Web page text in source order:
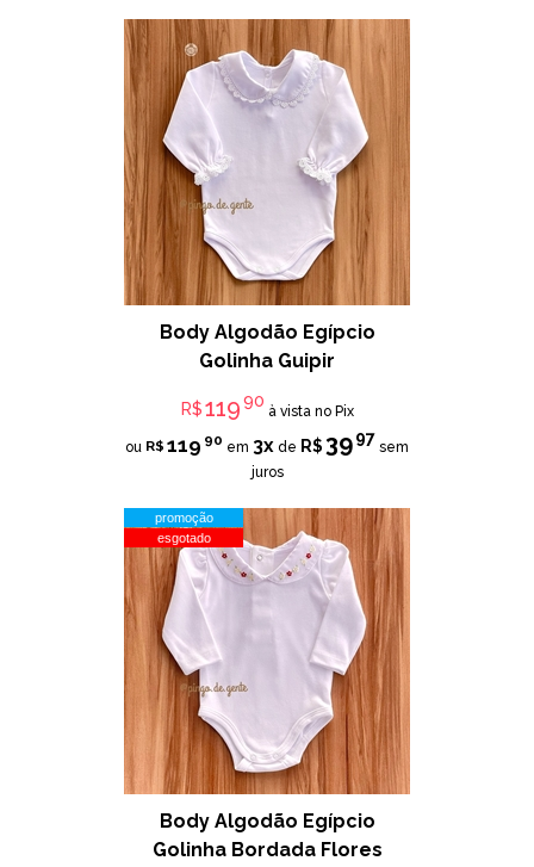
Body Algodão Egípcio
Golinha Guipir
R$11990
à vista no Pix
ou R$ 119 90 em 3x de R$ 3997
sem
juros
promoção
esgotado
Body Algodão Egípcio
Golinha Bordada Flores